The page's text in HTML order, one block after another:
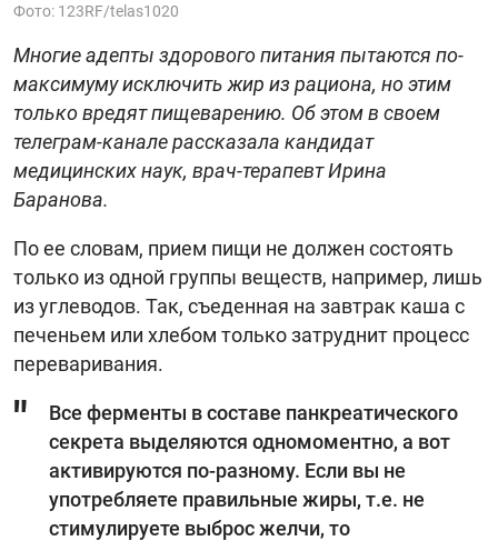
Фото: 123RF/telas1020
Многие адепты здорового питания пытаются по-
максимуму исключить жир из рациона, но этим
только вредят пищеварению. Об этом в своем
телеграм-канале рассказала кандидат
медицинских наук, врач-терапевт Ирина
Баранова.
По ее словам, прием пищи не должен состоять
только из одной группы веществ, например, лишь
из углеводов. Так, съеденная на завтрак каша с
печеньем или хлебом только затруднит процесс
переваривания.
Все ферменты в составе панкреатического
секрета выделяются одномоментно, а вот
активируются по-разному. Если вы не
употребляете правильные жиры, т.е. не
стимулируете выброс желчи, то